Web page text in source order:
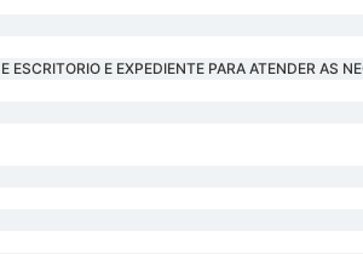
E EXPEDIENTE PARA ATENDER AS